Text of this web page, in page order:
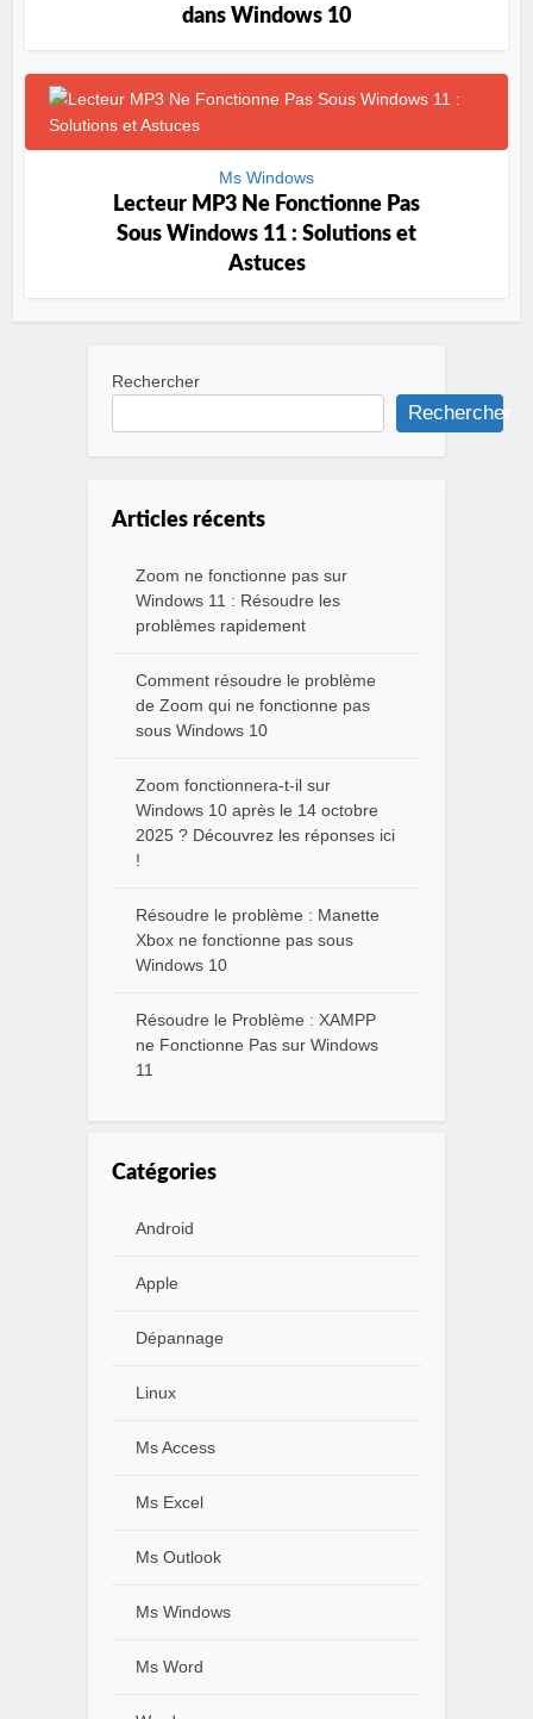
dans Windows 10
Ms Windows
Lecteur MP3 Ne Fonctionne Pas
Sous Windows 11 : Solutions et
Astuces
Rechercher
Rechercher
Articles récents
Zoom ne fonctionne pas sur
Windows 11 : Résoudre les
problèmes rapidement
Comment résoudre le problème
de Zoom qui ne fonctionne pas
sous Windows 10
Zoom fonctionnera-t-il sur
Windows 10 après le 14 octobre
2025 ? Découvrez les réponses ici
!
Résoudre le problème : Manette
Xbox ne fonctionne pas sous
Windows 10
Résoudre le Problème : XAMPP
ne Fonctionne Pas sur Windows
11
Catégories
Android
Apple
Dépannage
Linux
Ms Access
Ms Excel
Ms Outlook
Ms Windows
Ms Word